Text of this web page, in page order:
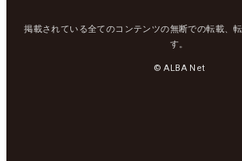
掲載されている全てのコンテンツの無断での転載、
す。
© ALBA Net